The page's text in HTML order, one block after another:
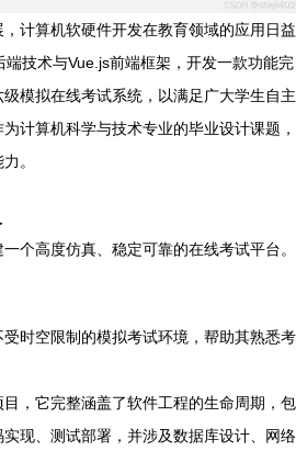
计算机软硬件开发在教育领域的应用日益
技术与Vue.js前端框架，开发一款功能完
模拟在线考试系统，以满足广大学生自主
计算机科学与技术专业的毕业设计课题，
。
个高度仿真、稳定可靠的在线考试平台。
受时空限制的模拟考试环境，帮助其熟悉考
目，它完整涵盖了软件工程的生命周期，包
现、测试部署，并涉及数据库设计、网络